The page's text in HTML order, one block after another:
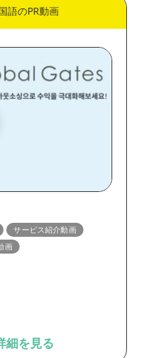
金融・保険・医療
不動産・建築・建設
3分以上
1～2ヶ月
語のPR動画
サービス紹介動画
画
細を見る